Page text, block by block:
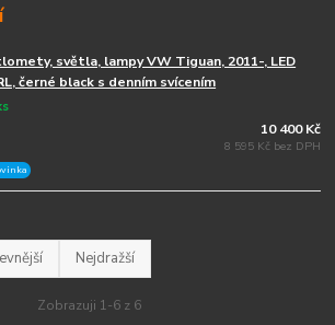
světla, lampy VW Tiguan, 2011-, LED
černé black s denním svícením
10 400 Kč
8 595 Kč bez DPH
Nejdražší
Zobrazuji 1-6 z 6